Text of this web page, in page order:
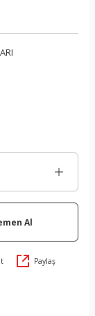
Al
Paylaş